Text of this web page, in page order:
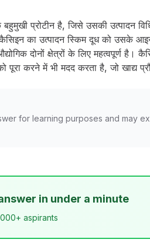
बहुमुखी प्रोटीन है, जिसे उसकी
कैसिइन का उत्पादन स्किम दूध को उसके
दोनों क्षेत्रों के लिए महत्वपूर्ण
पूरा करने में भी मदद करता है, जो खाद्य
for learning purposes and may
in under a minute
aspirants